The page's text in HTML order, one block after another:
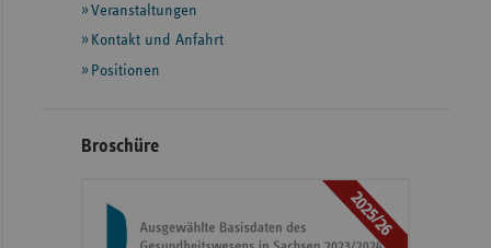
InformationenVeranstaltungen
Kontakt und Anfahrt
Positionen
Broschüre
2025/26